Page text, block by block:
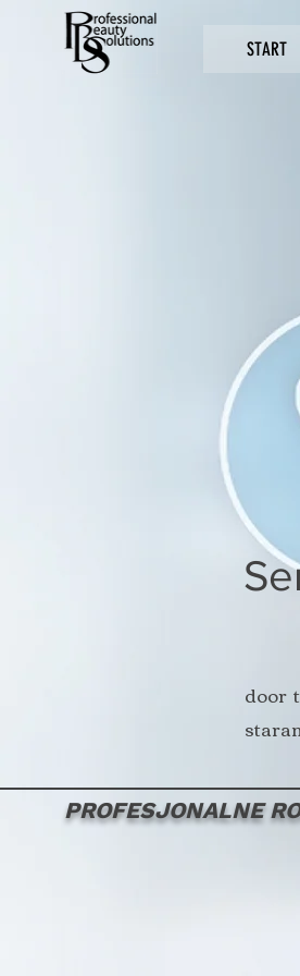
START
door
PROFESJONALNE